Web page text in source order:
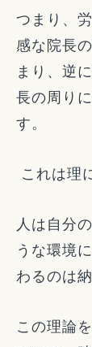
つまり、
感な院長
まり、逆
長の周り
す。
これは理
人は自分
うな環境
わるのは
この理論